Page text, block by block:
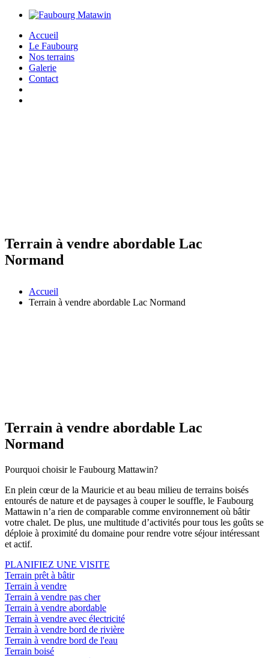
Accueil
Le Faubourg
Nos terrains
Galerie
Contact
Terrain à vendre abordable Lac
Normand
Accueil
Terrain à vendre abordable Lac Normand
Terrain à vendre abordable Lac
Normand
Pourquoi choisir le Faubourg Mattawin?
En plein cœur de la Mauricie et au beau milieu de terrains boisés
entourés de nature et de paysages à couper le souffle, le Faubourg
Mattawin n’a rien de comparable comme environnement où bâtir
votre chalet. De plus, une multitude d’activités pour tous les goûts se
déploie à proximité du domaine pour rendre votre séjour intéressant
et actif.
PLANIFIEZ UNE VISITE
Terrain prêt à bâtir
Terrain à vendre
Terrain à vendre pas cher
Terrain à vendre abordable
Terrain à vendre avec électricité
Terrain à vendre bord de rivière
Terrain à vendre bord de l'eau
Terrain boisé